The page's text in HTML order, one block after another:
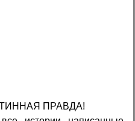
ПРАВДА!